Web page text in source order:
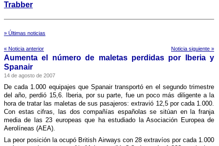
Trabber
» Últimas noticias
« Noticia anterior Noticia siguiente »
Aumenta el número de maletas perdidas por Iberia y
Spanair
14 de agosto de 2007
De cada 1.000 equipajes que Spanair transportó en el segundo trimestre
del año, perdió 15,6. Iberia, por su parte, fue un poco más diligente a la
hora de tratar las maletas de sus pasajeros: extravió 12,5 por cada 1.000.
Con estas cifras, las dos compañí­as españolas se sitúan en la franja
media de las 23 europeas que ha estudiado la Asociación Europea de
Aerolí­neas (AEA).
La peor posición la ocupó British Airways con 28 extraví­os por cada 1.000